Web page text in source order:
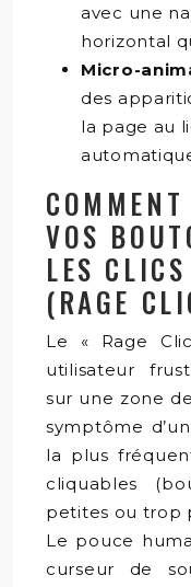
avec une
horizontal
Micro-
des
la page au
VOS
LES
(RAGE
Le « Rage
utilisateur
sur une zone
symptôme
la plus
cliquables
petites ou trop
Le pouce
curseur de